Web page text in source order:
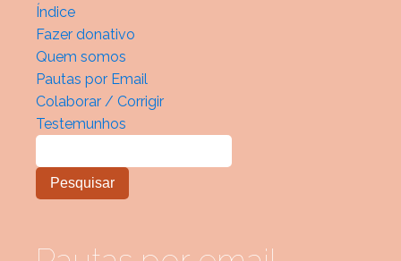
Índice
Fazer donativo
Quem somos
Pautas por Email
Colaborar / Corrigir
Testemunhos